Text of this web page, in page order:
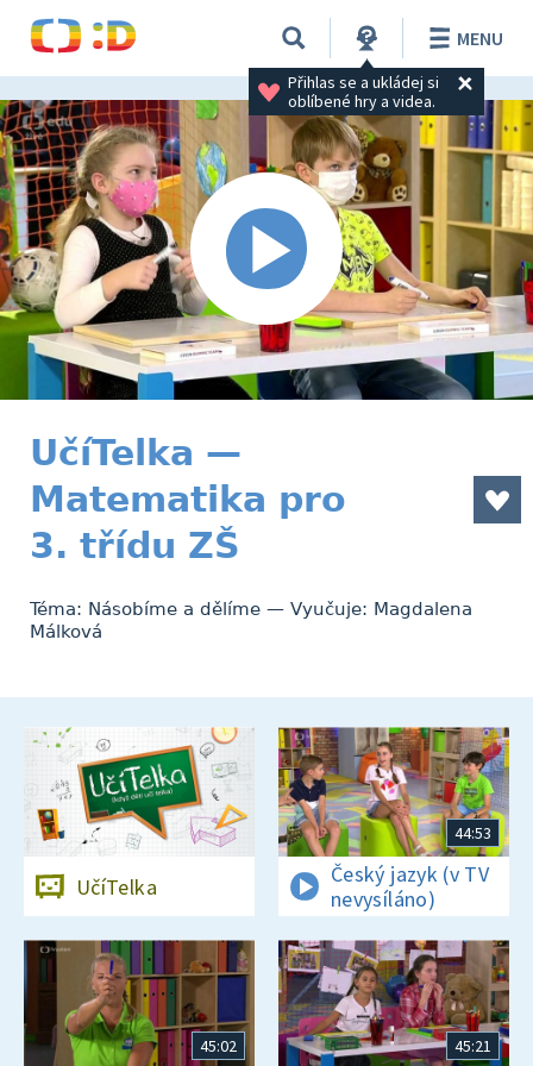
Přihlas se a ukládej si
oblíbené hry a videa.
MENU
UčíTelka —
Matematika pro
3. třídu ZŠ
Téma: Násobíme a dělíme — Vyučuje: Magdalena
Málková
UčíTelka
44:53
Český jazyk (v TV
nevysíláno)
45:02 45:21